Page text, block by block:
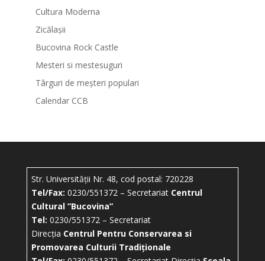
Cultura Moderna
Zicălașii
Bucovina Rock Castle
Mesteri si mestesuguri
Târguri de meșteri populari
Calendar CCB
Str. Universității Nr. 48, cod postal: 720228
Tel/Fax: 0230/551372 – Secretariat Centrul
Cultural ”Bucovina”
Tel: 0230/551372 – Secretariat
Direcția Centrul Pentru Conservarea si
Promovarea Culturii Tradiționale